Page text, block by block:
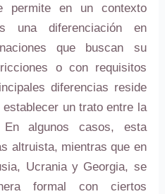
permite en un contexto
una diferenciación en
que buscan su
o con requisitos
diferencias reside
un trato entre la
algunos casos, esta
altruista, mientras que en
Ucrania y Georgia, se
formal con ciertos